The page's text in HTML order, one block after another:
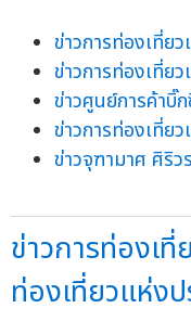
ข่าวการท่องเที่ย
ข่าวการท่องเที่ย
ข่าวศูนย์การค้าบิ๊
ข่าวการท่องเที่ย
ข่าวจุฑามาศ ศิริ
ข่าวการท่องเที่
ท่องเที่ยวแห่ง